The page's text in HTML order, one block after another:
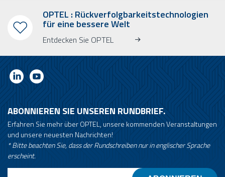
OPTEL : Rückverfolgbarkeitstechnologien
für eine bessere Welt
Entdecken Sie OPTEL
ABONNIEREN SIE UNSEREN RUNDBRIEF.
Erfahren Sie mehr über OPTEL, unsere kommenden Veranstaltungen
und unsere neuesten Nachrichten!
* Bitte beachten Sie, dass der Rundschreiben nur in englischer Sprache
erscheint.